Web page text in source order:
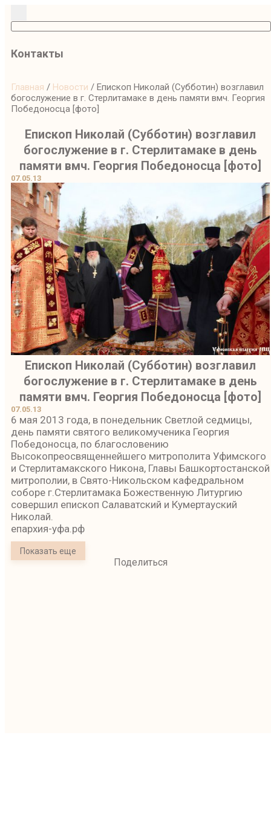
Контакты
Главная / Новости / Епископ Николай (Субботин) возглавил
богослужение в г. Стерлитамаке в день памяти вмч. Георгия
Победоносца [фото]
Епископ Николай (Субботин) возглавил
богослужение в г. Стерлитамаке в день
памяти вмч. Георгия Победоносца [фото]
07.05.13
Епископ Николай (Субботин) возглавил
богослужение в г. Стерлитамаке в день
памяти вмч. Георгия Победоносца [фото]
07.05.13
6 мая 2013 года, в понедельник Светлой седмицы,
день памяти святого великомученика Георгия
Победоносца, по благословению
Высокопреосвященнейшего митрополита Уфимского
и Стерлитамакского Никона, Главы Башкортостанской
митрополии, в Свято-Никольском кафедральном
соборе г.Стерлитамака Божественную Литургию
совершил епископ Салаватский и Кумертауский
Николай.
епархия-уфа.рф
Показать еще
Поделиться